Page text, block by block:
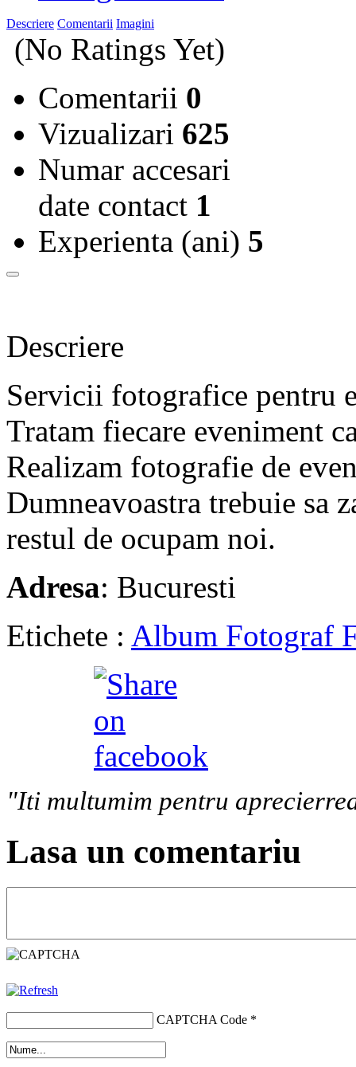
Descriere Comentarii Imagini
(No Ratings Yet)
Comentarii 0
Vizualizari 625
Numar accesari
date contact 1
Experienta (ani) 5
Descriere
Servicii fotografice pentru
Tratam fiecare eveniment
Realizam fotografie de
Dumneavoastra trebuie sa
restul de ocupam noi.
Adresa: Bucuresti
Etichete : Album Fotograf
"Iti multumim pentru
Lasa un comentariu
CAPTCHA Code *